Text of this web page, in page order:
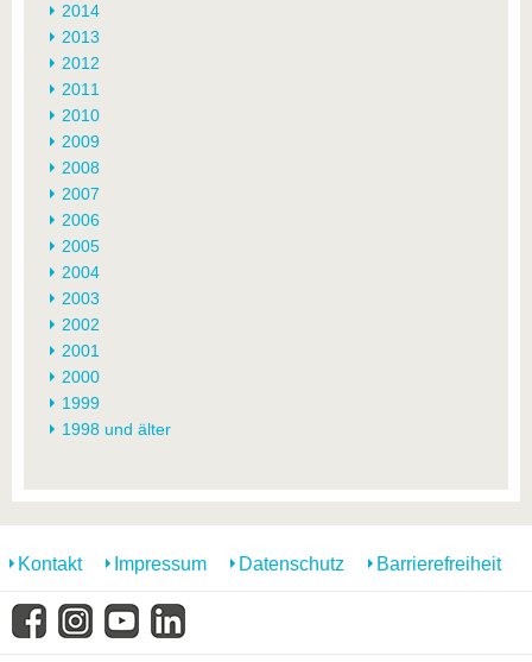
2014
2013
2012
2011
2010
2009
2008
2007
2006
2005
2004
2003
2002
2001
2000
1999
1998 und älter
Kontakt Impressum Datenschutz Barrierefreiheit